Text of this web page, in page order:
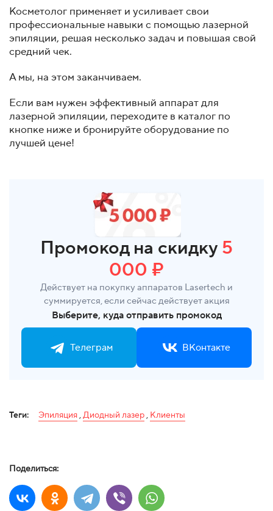
Косметолог применяет и усиливает свои
профессиональные навыки с помощью лазерной
эпиляции, решая несколько задач и повышая свой
средний чек.
А мы, на этом заканчиваем.
Если вам нужен эффективный аппарат для
лазерной эпиляции, переходите в каталог по
кнопке ниже и бронируйте оборудование по
лучшей цене!
Промокод на скидку 5
000 ₽
Действует на покупку аппаратов Lasertech и
суммируется, если сейчас действует акция
Выберите, куда отправить промокод
Телеграм ВКонтакте
Теги: Эпиляция,Диодный лазер, Клиенты
Поделиться: